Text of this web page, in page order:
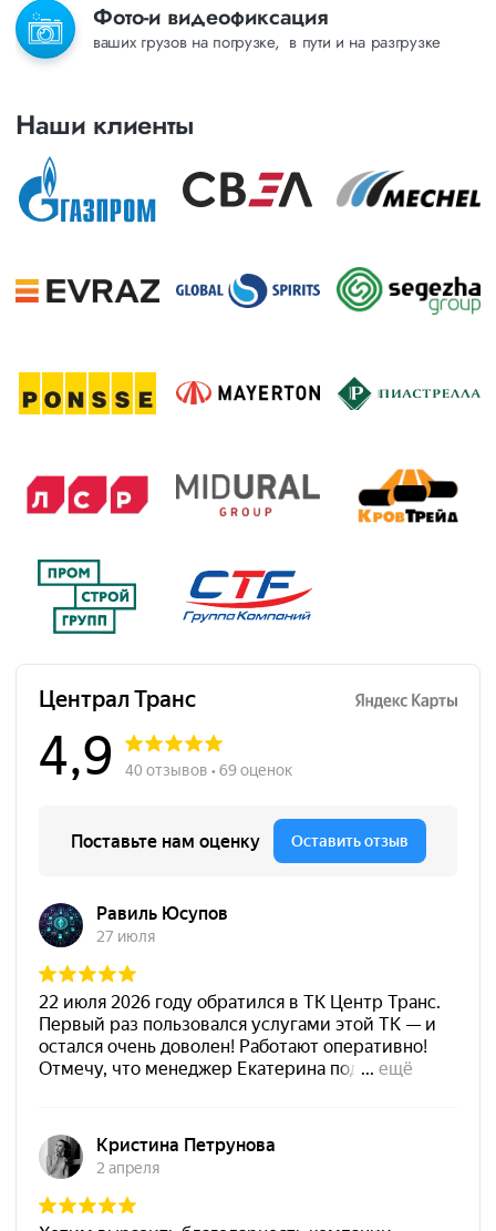
Фото-и видеофиксация
ваших грузов на погрузке, в пути и на разгрузке
Наши клиенты